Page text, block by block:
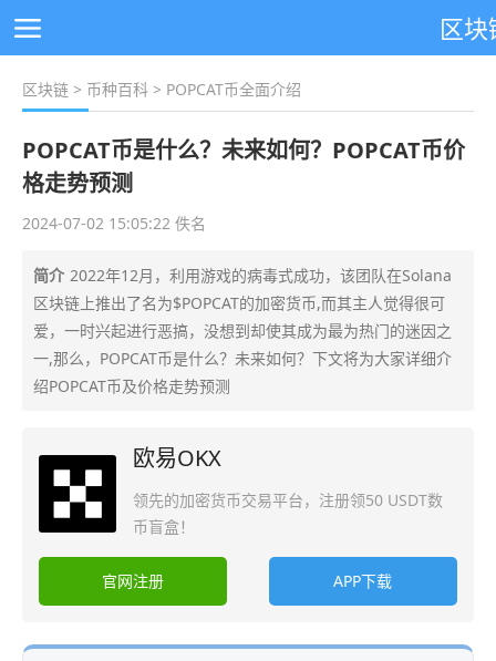
区块
区块链 > 币种百科 > POPCAT币全面介绍
POPCAT币是什么？未来如何？POPCAT币价
格走势预测
2024-07-02 15:05:22 佚名
简介 2022年12月，利用游戏的病毒式成功，该团队在Solana
区块链上推出了名为$POPCAT的加密货币,而其主人觉得很可
爱，一时兴起进行恶搞，没想到却使其成为最为热门的迷因之
一,那么，POPCAT币是什么？未来如何？下文将为大家详细介
绍POPCAT币及价格走势预测
欧易OKX
领先的加密货币交易平台，注册领50 USDT数
币盲盒！
官网注册 APP下载